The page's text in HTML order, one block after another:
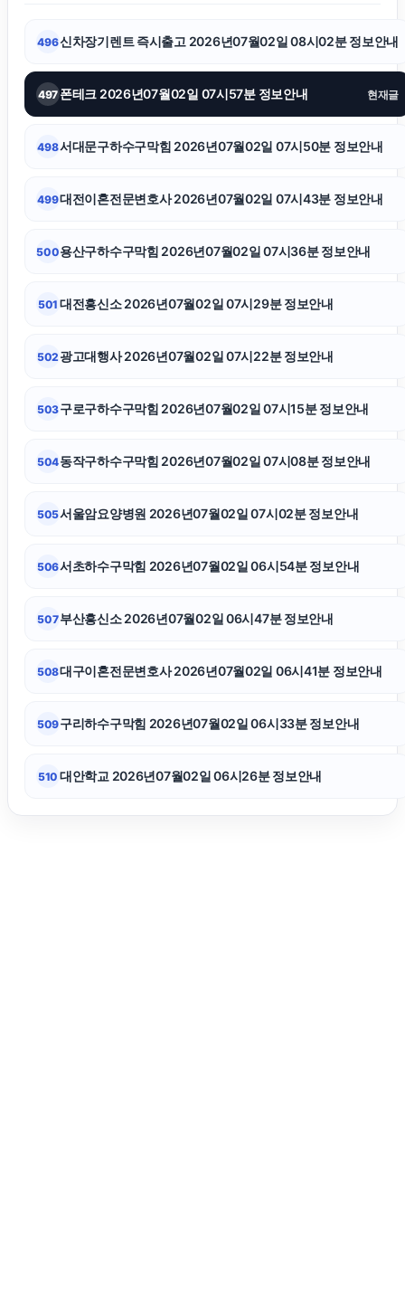
인스타그램 팔로워 늘리기
이혼재산분할
이혼재산분할
대전흥신소
서울이혼변호사
496신차장기렌트 즉시출고 2026년07월02일 08시02분 정보안내
497 폰테크 2026년07월02일 07시57분 정보안내 현재글
498서대문구하수구막힘 2026년07월02일 07시50분 정보안내
499대전이혼전문변호사 2026년07월02일 07시43분 정보안내
500용산구하수구막힘 2026년07월02일 07시36분 정보안내
501 대전흥신소 2026년07월02일 07시29분 정보안내
502 광고대행사 2026년07월02일 07시22분 정보안내
503구로구하수구막힘 2026년07월02일 07시15분 정보안내
504동작구하수구막힘 2026년07월02일 07시08분 정보안내
505서울암요양병원 2026년07월02일 07시02분 정보안내
506서초하수구막힘 2026년07월02일 06시54분 정보안내
507부산흥신소 2026년07월02일 06시47분 정보안내
508대구이혼전문변호사 2026년07월02일 06시41분 정보안내
509구리하수구막힘 2026년07월02일 06시33분 정보안내
510 대안학교 2026년07월02일 06시26분 정보안내